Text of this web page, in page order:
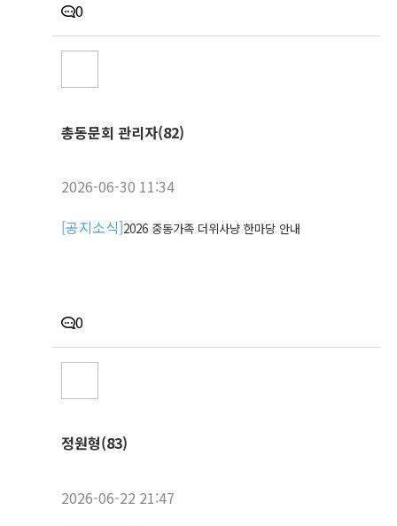
0
총동문회 관리자(82)
2026-06-30 11:34
[공지소식]2026 중동가족 더위사냥 한마당 안내
0
정원형(83)
2026-06-22 21:47